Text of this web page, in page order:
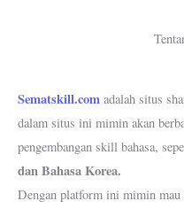
Sematskill.com adalah situs
dalam situs ini mimin akan
pengembangan skill bahasa,
dan Bahasa Korea.
Dengan platform ini mimin mau